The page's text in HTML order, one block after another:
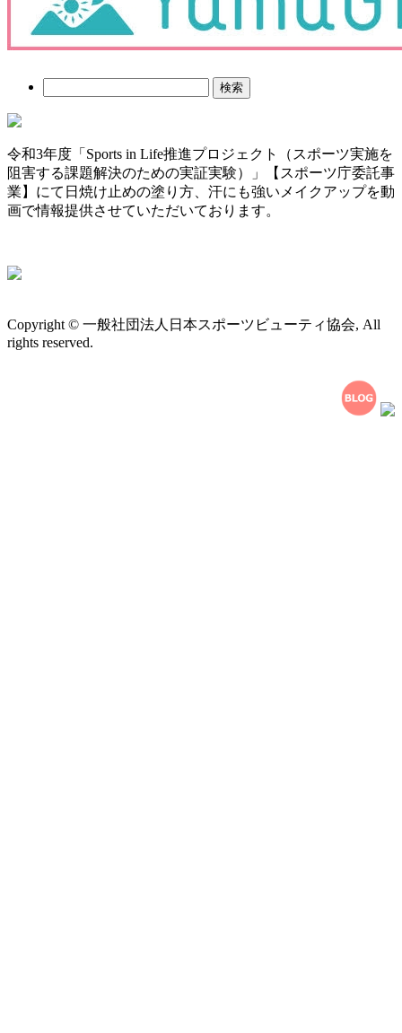
令和3年度「Sports in Life推進プロジェクト（スポーツ実施を
阻害する課題解決のための実証実験）」【スポーツ庁委託事
業】にて日焼け止めの塗り方、汗にも強いメイクアップを動
画で情報提供させていただいております。
Copyright © 一般社団法人日本スポーツビューティ協会, All
rights reserved.